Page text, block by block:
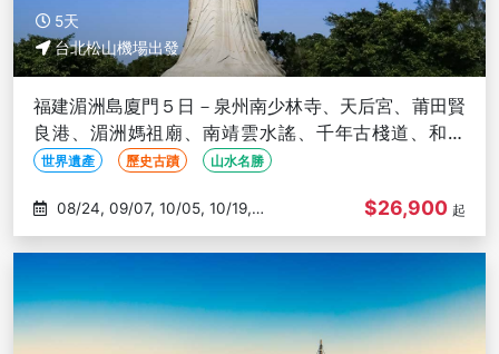
5天
台北松山機場出發
福建湄洲島廈門５日－泉州南少林寺、天后宮、莆田賢
良港、湄洲媽祖廟、南靖雲水謠、千年古棧道、和貴
樓、廈門鼓浪嶼(文化參訪)
世界遺產 歷史古蹟 山水名勝
11/09
$26,900 起